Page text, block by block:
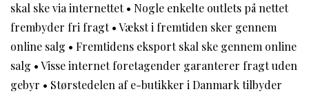
skal ske via internettet• Nogle enkelte outlets på nettet
frembyder fri fragt•Vækst i fremtiden sker gennem
online salg • Fremtidens eksport skal ske gennem online
salg •Visse internet foretagender garanterer fragt uden
gebyr • Størstedelen af e-butikker i Danmark tilbyder